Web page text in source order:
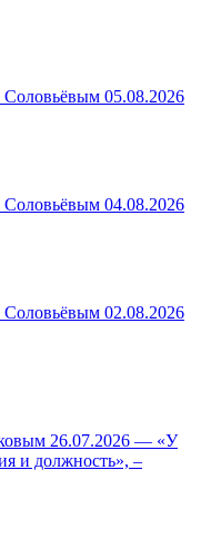
05.08.2026
04.08.2026
02.08.2026
26.07.2026 — «У
и должность», –